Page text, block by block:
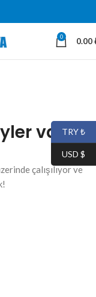
0 0.00
var
çalışılıyor ve
TRY ₺
USD $